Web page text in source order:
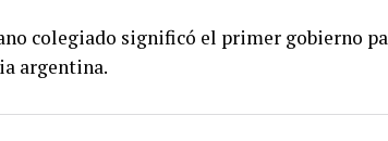
colegiado significó el primer gobierno
argentina.